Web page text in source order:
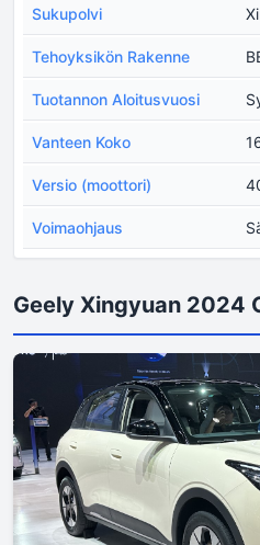
Sukupolvi
Tehoyksikön Rakenne
Tuotannon Aloitusvuosi
Vanteen Koko
Versio (moottori)
Voimaohjaus
Geely Xingyuan 2024